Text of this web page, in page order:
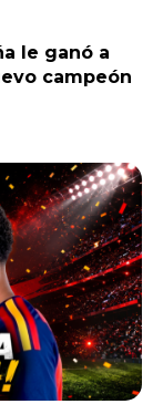
le ganó a
campeón